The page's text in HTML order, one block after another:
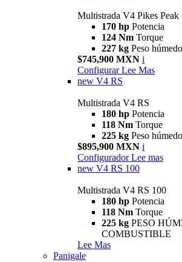
Multistrada V4 Pikes Peak
170 hp Potencia
124 Nm Torque
227 kg Peso
$745,900 MXN i
Configurar Lee Mas
new V4 RS
Multistrada V4 RS
180 hp Potencia
118 Nm Torque
225 kg Peso
$895,900 MXN i
Configurador Lee mas
new V4 RS 100
Multistrada V4 RS 100
180 hp Potencia
118 Nm Torque
225 kg PESO
COMBUSTIBLE
Lee Mas
Panigale